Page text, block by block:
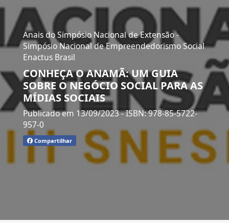
Anais do Simpósio Nacional de Extensão -
Simpósio Nacional de Empreendedorismo Social
Enactus Brasil
CONHEÇA O ANAMÃ: UM GUIA
SOBRE O NEGÓCIO SOCIAL PARA AS
MÍDIAS SOCIAIS
Publicado em 13/09/2023- ISBN: 978-85-5722-
957-0
Compartilhar